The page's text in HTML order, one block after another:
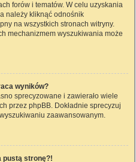
forów i tematów. W celu uzyskania
należy kliknąć odnośnik
na wszystkich stronach witryny.
mechanizmem wyszukiwania może
wyników?
sprecyzowane i zawierało wiele
przez phpBB. Dokładnie sprecyzuj
zaawansowanym.
pustą stronę?!